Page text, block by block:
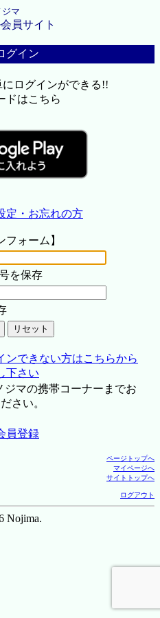
ジマ
員サイト
グイン
ログインができる!!
ドはこちら
定・お忘れの方
フォーム】
を保存
ンできない方はこちらから
下さい
マの携帯コーナーまでお
さい。
員登録
ページトップへ
マイページへ
サイトトップへ
ログアウト
Nojima.